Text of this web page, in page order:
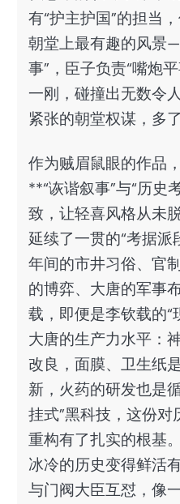
有“护主护国”的担当
朝堂上最有趣的风景
事”，臣子负责“嘴炮
一刚，碰撞出无数令
紧张的朝堂权谋，多
作为贼眉鼠眼的作品
**“诙谐叙事”与“历史
致，让轻喜风格从未
延续了一贯的“考据派
年间的市井习俗、官
的博弈、大唐的军事
载，即便是李钦载的“
大唐的生产力水平：
改良，面膜、卫生纸
新，火药的研发也是
挂式”黑科技，这份
重构有了扎实的根基
冰冷的历史变得鲜活
与门阀大臣互怼，像